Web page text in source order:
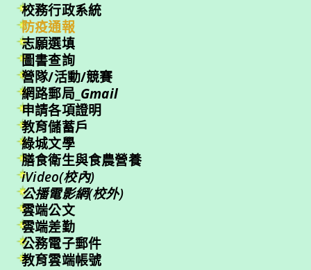
校務行政系統
防疫通報
志願選填
圖書查詢
營隊/活動/競賽
網路郵局_ Gmail
申請各項證明
教育儲蓄戶
綠城文學
膳食衛生與食農營養
iVideo(校內)
公播電影網(校外)
雲端公文
雲端差勤
公務電子郵件
教育雲端帳號